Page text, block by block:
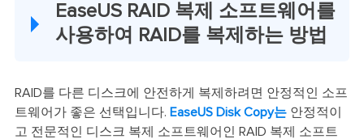
EaseUS RAID 복제 소프트웨어를
사용하여 RAID를 복제하는 방법
RAID를 다른 디스크에 안전하게 복제하려면 안정적인 소프
트웨어가 좋은 선택입니다. EaseUS Disk Copy는안정적이
고 전문적인 디스크 복제 소프트웨어인 RAID 복제 소프트